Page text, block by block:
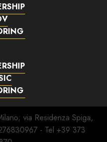
via Residenza Spiga,
- Tel +39 373